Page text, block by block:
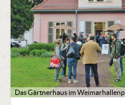
Das Gärtnerhaus im